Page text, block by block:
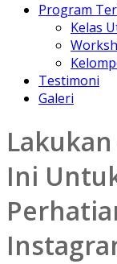
Program
Kelas
Testimoni
Galeri
Ini